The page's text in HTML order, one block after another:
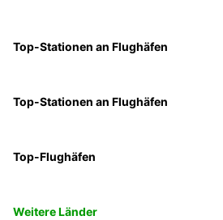
Top-Stationen an Flughäfen
Top-Stationen an Flughäfen
Top-Flughäfen
Weitere Länder